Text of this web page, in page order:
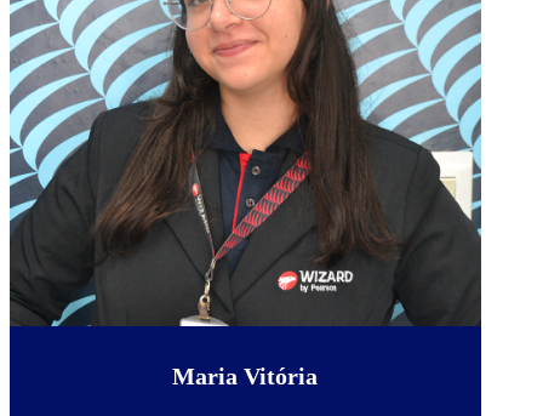
Maria Vitória